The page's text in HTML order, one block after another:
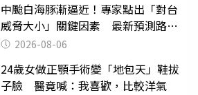
中颱白海豚漸逼近！專家點出「對台
威脅大小」關鍵因素 最新預測路徑
曝 2026-08-06
24歲女做正顎手術變「地包天」鞋拔
子臉 醫竟喊：我喜歡，比較洋氣